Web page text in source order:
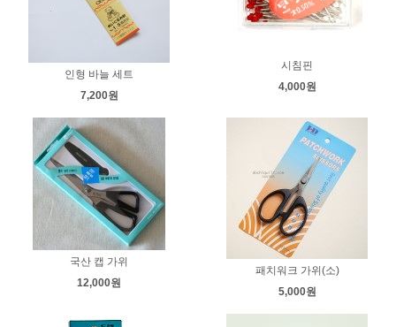
인형 바늘 세트
7,200원
시침핀
4,000원
국산 캡 가위
12,000원
패치워크 가위(소)
5,000원